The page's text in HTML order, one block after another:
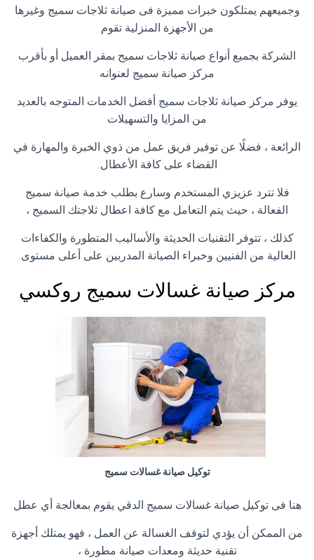
وجميعهم يمتلكون خبرات مميزة فى صيانة ثلاجات سميج وغيرها
من الأجهزة المنزلية تقوم
الشركة بجميع أنواع صيانة ثلاجات سميج بمقر العميل أو بأقرب
مركز صيانة سميج لعنوانه
يوفر مركز صيانة ثلاجات سميج أفضل الخدمات المتوجه بالعديد
من المزايا والتسهيلات
الرائعة ، فضلًا عن توفير فريق عمل من ذوي الخبرة والمهارة في
القضاء على كافة الأعطال.
فلا تترد عزيزي المستخدم وسارع بطلب خدمة صيانة سميج
الفعالة ، حيث يتم التعامل مع كافة اعطال ثلاجتك السميج ،
كذلك ، تتوفر التقنيات الحديثة والأساليب المتطورة والكفاءات
العالية من الفنيين وخبراء الصيانة المدربين على أعلى مستوى.
مركز صيانة غسالات سميج روكسي
توكيل صيانة غسالات سميج
هنا فى توكيل صيانة غسالات سميج الدقي يقوم بمعالجة أي عطل
من الممكن أن يؤدي لتوقف الغسالة عن العمل ، فهو يمتلك أجهزة
تقنية حديثة ومعدات صيانة مطورة ،